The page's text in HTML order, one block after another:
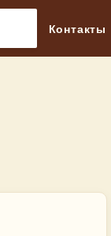
Контакты